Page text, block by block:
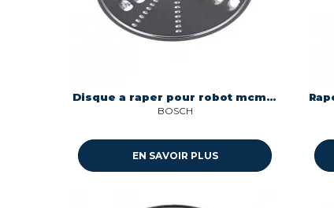
Disque a raper pour robot mcm3100w/01 Bosch 12007726
BOSCH
EN SAVOIR PLUS